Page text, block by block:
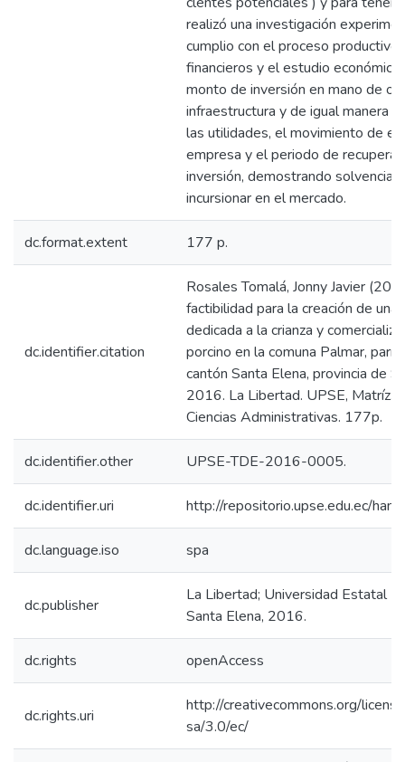
realizó una investigación
cumplio con el proceso productivo
financieros y el estudio económico
monto de inversión en mano de
infraestructura y de igual manera
las utilidades, el movimiento de
empresa y el periodo de
inversión, demostrando solvencia
incursionar en el mercado.
dc.format.extent 177 p.
dc.identifier.citation
Rosales Tomalá, Jonny Javier
factibilidad para la creación de una
dedicada a la crianza y
porcino en la comuna Palmar,
cantón Santa Elena, provincia de
2016. La Libertad. UPSE, Matríz.
Ciencias Administrativas. 177p.
dc.identifier.other UPSE-TDE-2016-0005.
dc.identifier.uri http://repositorio.upse.edu.ec/
dc.language.iso spa
dc.publisher
La Libertad; Universidad Estatal
Santa Elena, 2016.
dc.rights openAccess
dc.rights.uri
http://creativecommons.org/
sa/3.0/ec/